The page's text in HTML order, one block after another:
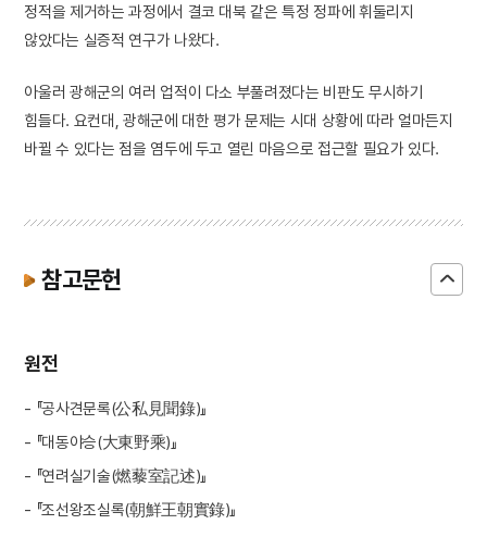
정적을 제거하는 과정에서 결코 대북 같은 특정 정파에 휘둘리지
않았다는 실증적 연구가 나왔다.
아울러 광해군의 여러 업적이 다소 부풀려졌다는 비판도 무시하기
힘들다. 요컨대, 광해군에 대한 평가 문제는 시대 상황에 따라 얼마든지
바뀔 수 있다는 점을 염두에 두고 열린 마음으로 접근할 필요가 있다.
참고문헌
원전
- 『공사견문록(公私見聞錄)』
- 『대동야승(大東野乘)』
- 『연려실기술(燃藜室記述)』
- 『조선왕조실록(朝鮮王朝實錄)』